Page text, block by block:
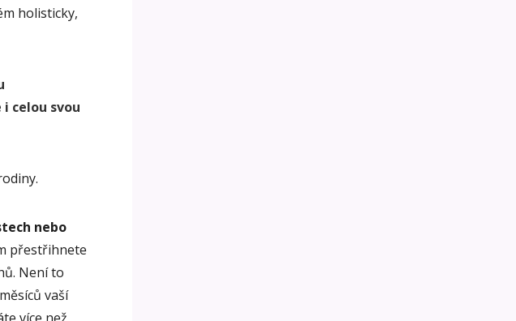
holisticky,
celou svou
nebo
přestřihnete
Není to
vaší
více než